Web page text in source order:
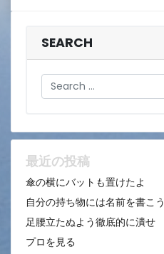
SEARCH
Search
最近の投稿
傘の横にバットも置けたよ
自分の持ち物には名前を書こう
足腰立たぬよう徹底的に潰せ
プロを見る